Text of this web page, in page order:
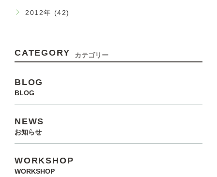
2012年 (42)
CATEGORY カテゴリー
BLOG
BLOG
NEWS
お知らせ
WORKSHOP
WORKSHOP